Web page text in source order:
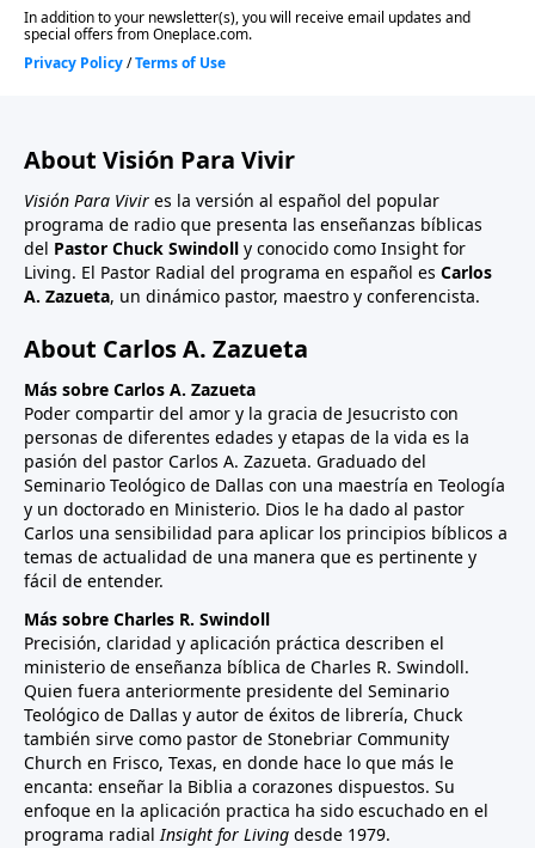
About Visión Para Vivir
Visión Para Vivir es la versión al español del popular
programa de radio que presenta las enseñanzas bíblicas
del Pastor Chuck Swindoll y conocido como Insight for
Living. El Pastor Radial del programa en español es Carlos
A. Zazueta, un dinámico pastor, maestro y conferencista.
About Carlos A. Zazueta
Más sobre Carlos A. Zazueta
Poder compartir del amor y la gracia de Jesucristo con
personas de diferentes edades y etapas de la vida es la
pasión del pastor Carlos A. Zazueta. Graduado del
Seminario Teológico de Dallas con una maestría en Teología
y un doctorado en Ministerio. Dios le ha dado al pastor
Carlos una sensibilidad para aplicar los principios bíblicos a
temas de actualidad de una manera que es pertinente y
fácil de entender.
Más sobre Charles R. Swindoll
Precisión, claridad y aplicación práctica describen el
ministerio de enseñanza bíblica de Charles R. Swindoll.
Quien fuera anteriormente presidente del Seminario
Teológico de Dallas y autor de éxitos de librería, Chuck
también sirve como pastor de Stonebriar Community
Church en Frisco, Texas, en donde hace lo que más le
encanta: enseñar la Biblia a corazones dispuestos. Su
enfoque en la aplicación practica ha sido escuchado en el
programa radialInsight for Living desde 1979.